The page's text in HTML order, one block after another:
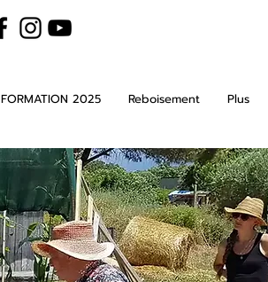
FORMATION 2025 Reboisement Plus